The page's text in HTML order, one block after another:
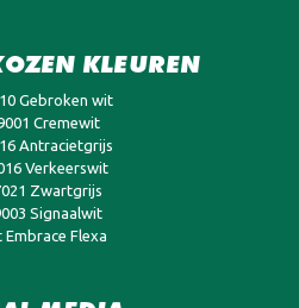
KLEUREN
Gebroken wit
Cremewit
Antracietgrijs
Verkeerswit
Zwartgrijs
Signaalwit
Embrace Flexa